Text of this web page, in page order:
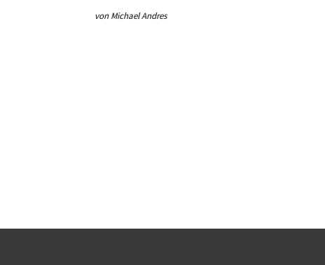
von Michael Andres